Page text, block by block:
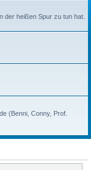
der heißen Spur zu tun hat.
(Benni, Conny, Prof.